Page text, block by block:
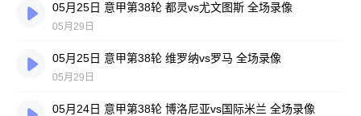
05月25日 意甲第38轮 都灵vs尤文图斯 全场录像
05月29日
05月25日 意甲第38轮 维罗纳vs罗马 全场录像
05月29日
05月24日 意甲第38轮 博洛尼亚vs国际米兰 全场录像